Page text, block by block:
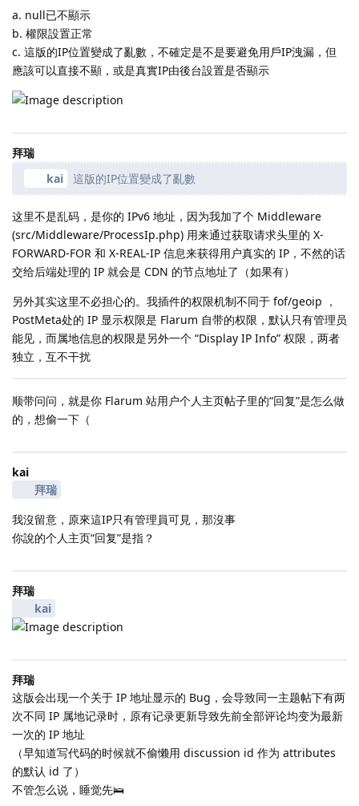
a. null已不顯示
b. 權限設置正常
c. 這版的IP位置變成了亂數，不確定是不是要避免用戶IP洩漏，但
應該可以直接不顯，或是真實IP由後台設置是否顯示
拜瑞
kai
這版的IP位置變成了亂數
这里不是乱码，是你的 IPv6 地址，因为我加了个 Middleware
(src/Middleware/ProcessIp.php) 用来通过获取请求头里的 X-
FORWARD-FOR 和 X-REAL-IP 信息来获得用户真实的 IP，不然的话
交给后端处理的 IP 就会是 CDN 的节点地址了（如果有）
另外其实这里不必担心的。我插件的权限机制不同于 fof/geoip ，
PostMeta处的 IP 显示权限是 Flarum 自带的权限，默认只有管理员
能见，而属地信息的权限是另外一个 “Display IP Info” 权限，两者
独立，互不干扰
顺带问问，就是你 Flarum 站用户个人主页帖子里的“回复”是怎么做
的，想偷一下（
kai
拜瑞
我沒留意，原來這IP只有管理員可見，那沒事
你說的个人主页“回复”是指？
拜瑞
kai
拜瑞
这版会出现一个关于 IP 地址显示的 Bug，会导致同一主题帖下有两
次不同 IP 属地记录时，原有记录更新导致先前全部评论均变为最新
一次的 IP 地址
（早知道写代码的时候就不偷懒用 discussion id 作为 attributes
的默认 id 了）
不管怎么说，睡觉先🛌